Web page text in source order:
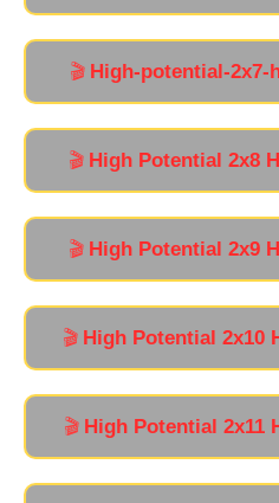
🎬 High-potential-
🎬 High Potential 2x8
🎬 High Potential 2x9
🎬 High Potential 2x10
🎬 High Potential 2x11